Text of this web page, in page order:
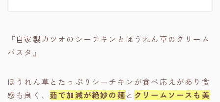
『自家製カツオのシーチキンとほうれん草のクリーム
パスタ』
ほうれん草とたっぷりシーチキンが食べ応えがあり食
感も良く、 茹で加減が絶妙の麺 と クリームソースも美